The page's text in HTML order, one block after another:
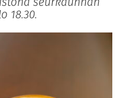
18.30.